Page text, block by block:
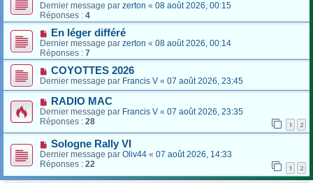
Dernier message par zerton « 08 août 2026, 00:15
Réponses : 4
En léger différé
Dernier message par zerton « 08 août 2026, 00:14
Réponses : 7
COYOTTES 2026
Dernier message par Francis V « 07 août 2026, 23:45
RADIO MAC
Dernier message par Francis V « 07 août 2026, 23:35
Réponses : 28 1 2
Sologne Rally VI
Dernier message par Oliv44 « 07 août 2026, 14:33
Réponses : 22 1 2